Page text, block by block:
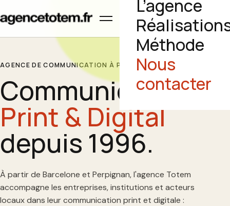
Ouvrir le menu
L’agence
Méthode
Nous
contacter
AGENCE DE COMMUNICATION À PERPIGNAN
Communication
Print & Digital
depuis 1996.
À partir de Barcelone et Perpignan, l'agence Totem
accompagne les entreprises, institutions et acteurs
locaux dans leur communication print et digitale :